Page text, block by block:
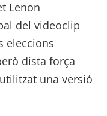
Lenon
del videoclip
eleccions
dista força
una versió